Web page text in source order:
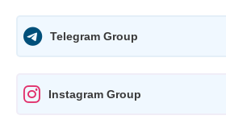
Telegram Group
Instagram Group